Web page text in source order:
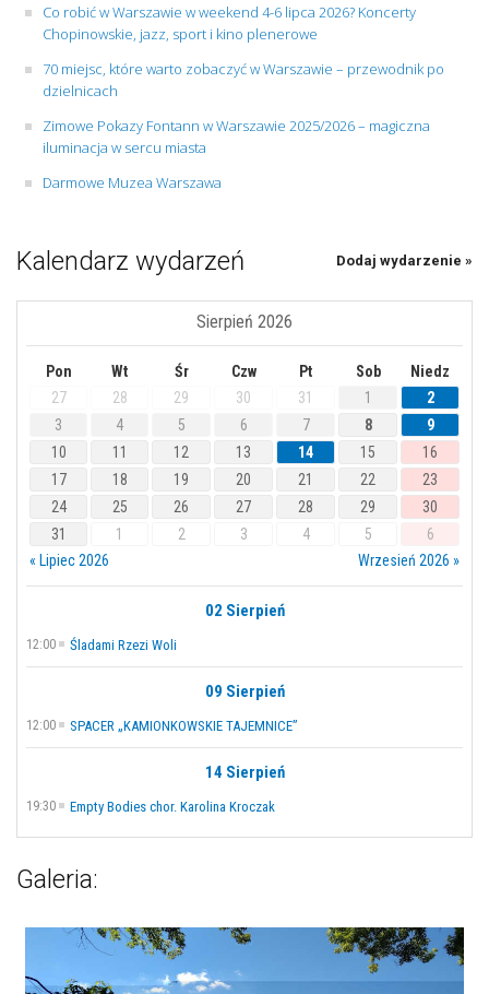
Co robić w Warszawie w weekend 4-6 lipca 2026? Koncerty
Chopinowskie, jazz, sport i kino plenerowe
70 miejsc, które warto zobaczyć w Warszawie – przewodnik po
dzielnicach
Zimowe Pokazy Fontann w Warszawie 2025/2026 – magiczna
iluminacja w sercu miasta
Darmowe Muzea Warszawa
Kalendarz wydarzeń Dodaj wydarzenie »
Sierpień 2026
Pon Wt Śr Czw Pt Sob
Niedz
27
28 29 30 31 1
2
3
4 5 6 7 8
9
10
11 12 13 14 15
16
17
18 19 20 21 22
23
24
25 26 27 28 29
30
31
1 2 3 4 5
6
« Lipiec 2026
Wrzesień 2026 »
02 Sierpień
12:00 Śladami Rzezi Woli
09 Sierpień
12:00 SPACER „KAMIONKOWSKIE TAJEMNICE”
14 Sierpień
19:30 Empty Bodies chor. Karolina Kroczak
Galeria: